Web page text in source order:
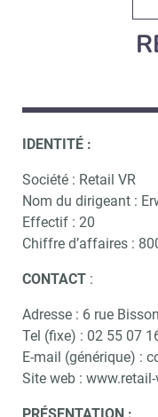
IDENTITÉ :
Société : Retail VR
Nom du dirigeant :
Effectif : 20
Chiffre d’affaires :
CONTACT :
Adresse : 6 rue
Tel (fixe) : 02 55 07
E-mail (générique) :
Site web :